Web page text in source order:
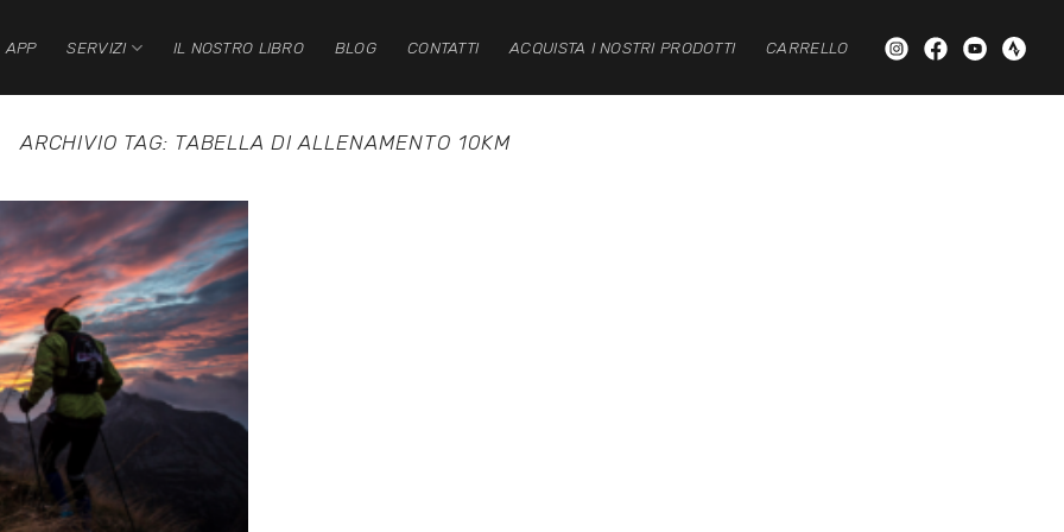
APP SERVIZI IL NOSTRO LIBRO BLOG CONTATTI ACQUISTA I NOSTRI PRODOTTI CARRELLO
ARCHIVIO TAG: TABELLA DI ALLENAMENTO 10KM